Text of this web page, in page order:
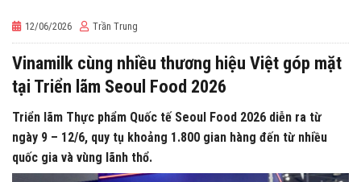
12/06/2026 Trần Trung
Vinamilk cùng nhiều thương hiệu Việt góp mặt
tại Triển lãm Seoul Food 2026
Triển lãm Thực phẩm Quốc tế Seoul Food 2026 diễn ra từ
ngày 9 – 12/6, quy tụ khoảng 1.800 gian hàng đến từ nhiều
quốc gia và vùng lãnh thổ.